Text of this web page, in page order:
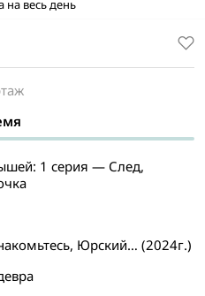
весь день
1 серия — След,
Юрский… (2024г.)